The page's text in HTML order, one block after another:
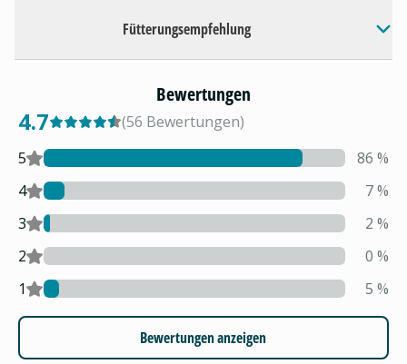
Fütterungsempfehlung
Bewertungen
4.7 (56 Bewertungen)
5
86 %
4
7%
3
2 %
2
0 %
1
5 %
Bewertungen anzeigen